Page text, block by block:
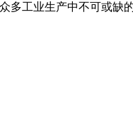
多工业生产中不可或缺